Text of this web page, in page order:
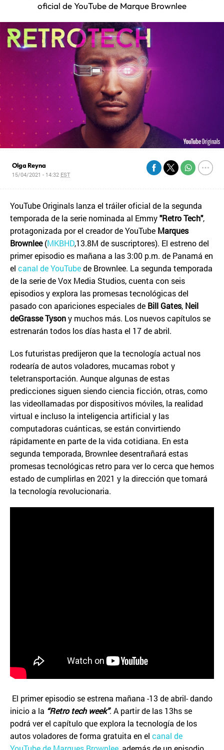
oficial de YouTube de Marque Brownlee
Olga Reyna
15/04/2021 - 14:32 EST
YouTube Originals lanza el tráiler oficial de la segunda
temporada de la serie nominada al Emmy"Retro Tech",
protagonizada por el creador de YouTube Marques
Brownlee(MKBHD,13.8M de suscriptores). El estreno del
primer episodio es mañana a las 3:00 p.m. de Panamá en
el canal de YouTubede Brownlee. La segunda temporada
de la serie de Vox Media Studios, cuenta con seis
episodios y explora las promesas tecnológicas del
pasado con apariciones especiales de Bill Gates, Neil
deGrasse Tysony muchos más. Los nuevos capítulos se
estrenarán todos los días hasta el 17 de abril.
Los futuristas predijeron que la tecnología actual nos
rodearía de autos voladores, mucamas robot y
teletransportación. Aunque algunas de estas
predicciones siguen siendo ciencia ficción, otras, como
las videollamadas por dispositivos móviles, la realidad
virtual e incluso la inteligencia artificial y las
computadoras cuánticas, se están convirtiendo
rápidamente en parte de la vida cotidiana. En esta
segunda temporada, Brownlee desentrañará estas
promesas tecnológicas retro para ver lo cerca que hemos
estado de cumplirlas en 2021 y la dirección que tomará
la tecnología revolucionaria.
El primer episodio se estrena mañana -13 de abril- dando
inicio a la “Retro tech week”. A partir de las 13hs se
podrá ver el capítulo que explora la tecnología de los
autos voladores de forma gratuita en el canal de